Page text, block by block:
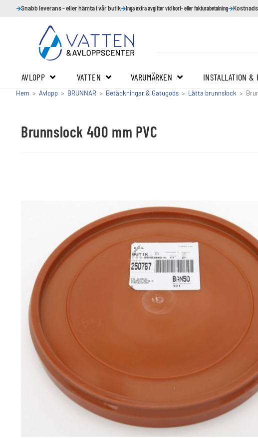
Snabb leverans - eller hämta i vår butik Inga extra avgifter vid kort- eller fakturabetalning
AVLOPP VATTEN VARUMÄRKEN INSTALLATION &
Hem > Avlopp > BRUNNAR > Betäckningar & Gatugods > Lätta brunnslock >
Brunnslock 400 mm PVC